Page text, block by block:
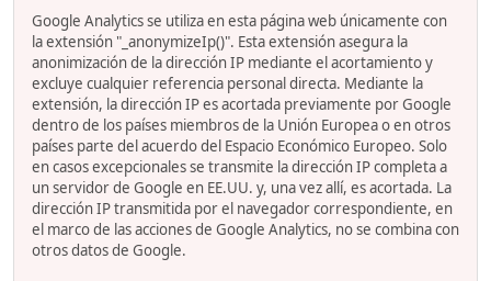
Google Analytics se utiliza en esta página web únicamente con
la extensión "_anonymizeIp()". Esta extensión asegura la
anonimización de la dirección IP mediante el acortamiento y
excluye cualquier referencia personal directa. Mediante la
extensión, la dirección IP es acortada previamente por Google
dentro de los países miembros de la Unión Europea o en otros
países parte del acuerdo del Espacio Económico Europeo. Solo
en casos excepcionales se transmite la dirección IP completa a
un servidor de Google en EE.UU. y, una vez allí, es acortada. La
dirección IP transmitida por el navegador correspondiente, en
el marco de las acciones de Google Analytics, no se combina con
otros datos de Google.